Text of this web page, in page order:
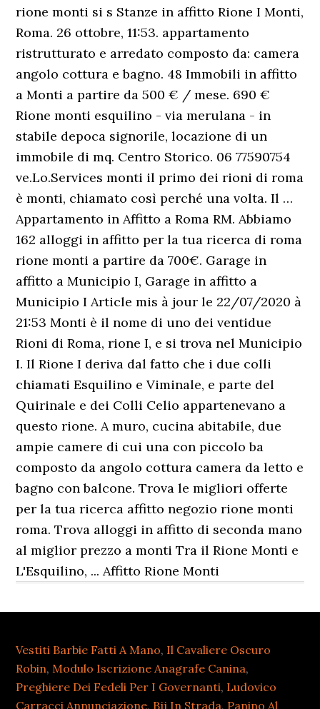
rione monti si s Stanze in affitto Rione I Monti,
Roma. 26 ottobre, 11:53. appartamento
ristrutturato e arredato composto da: camera
angolo cottura e bagno. 48 Immobili in affitto
a Monti a partire da 500 € / mese. 690 €
Rione monti esquilino - via merulana - in
stabile depoca signorile, locazione di un
immobile di mq. Centro Storico. 06 77590754
ve.Lo.Services monti il primo dei rioni di roma
è monti, chiamato così perché una volta. Il …
Appartamento in Affitto a Roma RM. Abbiamo
162 alloggi in affitto per la tua ricerca di roma
rione monti a partire da 700€. Garage in
affitto a Municipio I, Garage in affitto a
Municipio I Article mis à jour le 22/07/2020 à
21:53 Monti è il nome di uno dei ventidue
Rioni di Roma, rione I, e si trova nel Municipio
I. Il Rione I deriva dal fatto che i due colli
chiamati Esquilino e Viminale, e parte del
Quirinale e dei Colli Celio appartenevano a
questo rione. A muro, cucina abitabile, due
ampie camere di cui una con piccolo ba
composto da angolo cottura camera da letto e
bagno con balcone. Trova le migliori offerte
per la tua ricerca affitto negozio rione monti
roma. Trova alloggi in affitto di seconda mano
al miglior prezzo a monti Tra il Rione Monti e
L'Esquilino, ... Affitto Rione Monti
Vestiti Barbie Fatti A Mano, Il Cavaliere Oscuro
Robin,Modulo Iscrizione Anagrafe Canina,
Preghiere Dei Fedeli Per I Governanti, Ludovico
Carracci Annunciazione, Bjj In Strada, Panino Al